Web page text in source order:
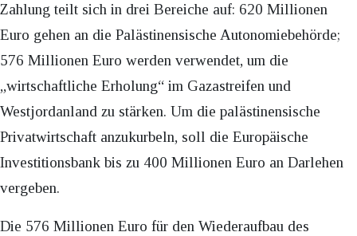
Zahlung teilt sich in drei Bereiche auf: 620 Millionen
Euro gehen an die Palästinensische Autonomiebehörde;
576 Millionen Euro werden verwendet, um die
„wirtschaftliche Erholung“ im Gazastreifen und
Westjordanland zu stärken. Um die palästinensische
Privatwirtschaft anzukurbeln, soll die Europäische
Investitionsbank bis zu 400 Millionen Euro an Darlehen
vergeben.
Die 576 Millionen Euro für den Wiederaufbau des